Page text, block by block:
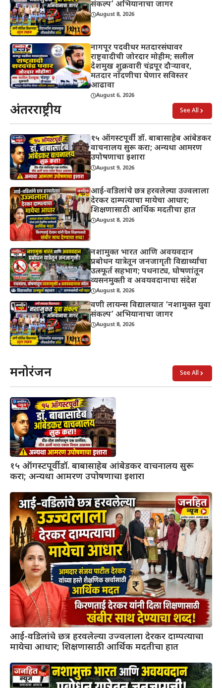
संकल्प’ अभियानाचा जागर
August 8, 2026
नागपूर पदवीधर मतदारसंघावर
राष्ट्रवादीची जोरदार मोहीम; सलील
देशमुख शुक्रवारी चंद्रपूर दौऱ्यावर,
मतदार नोंदणीचा घेणार सविस्तर
आढावा
August 6, 2026
अंतरराष्ट्रीय See All
१५ ऑगस्टपूर्वी डॉ. बाबासाहेब आंबेडकर
वाचनालय सुरू करा; अन्यथा आमरण
उपोषणाचा इशारा
August 9, 2026
आई-वडिलांचे छत्र हरवलेल्या उज्वलाला
देरकर दाम्पत्याचा मायेचा आधार;
शिक्षणासाठी आर्थिक मदतीचा हात
August 8, 2026
नशामुक्त भारत आणि अवयवदान
प्रबोधन यात्रेतून जनजागृती विद्यार्थ्यांचा
उत्स्फूर्त सहभाग; पथनाट्य, घोषणांतून
व्यसनमुक्ती व अवयवदानाचा संदेश
August 8, 2026
वणी लायन्स विद्यालयात ‘नशामुक्त युवा
संकल्प’ अभियानाचा जागर
August 8, 2026
मनोरंजन See All
१५ ऑगस्टपूर्वी डॉ. बाबासाहेब आंबेडकर वाचनालय सुरू
करा; अन्यथा आमरण उपोषणाचा इशारा
आई-वडिलांचे छत्र हरवलेल्या उज्वलाला देरकर दाम्पत्याचा
मायेचा आधार; शिक्षणासाठी आर्थिक मदतीचा हात